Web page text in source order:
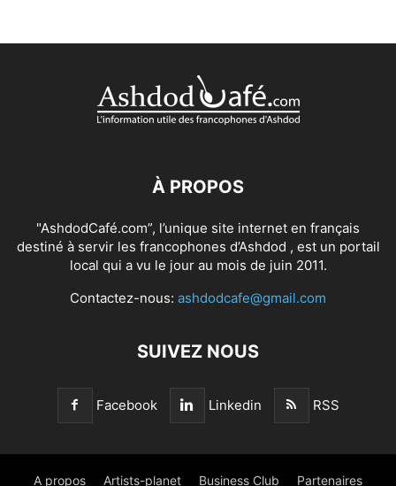
À PROPOS
"AshdodCafé.com”, l’unique site internet en français
destiné à servir les francophones d’Ashdod , est un portail
local qui a vu le jour au mois de juin 2011.
Contactez-nous: ashdodcafe@gmail.com
SUIVEZ NOUS
Facebook Linkedin RSS
A propos Artists-planet Business Club Partenaires